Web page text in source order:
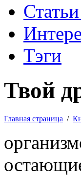
Тэги
Твой
Главная страница /